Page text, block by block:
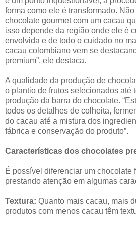
forma como ele é transformado.
chocolate gourmet com um cacau
isso depende da região onde ele é
envolvida e de todo o cuidado no
cacau colombiano vem se
premium”, ele destaca.
A qualidade da produção de
o plantio de frutos selecionados até
produção da barra do chocolate.
todos os detalhes de colheita,
do cacau até a mistura dos
fábrica e conservação do produto”.
Características dos chocolates
É possível diferenciar um chocolate
prestando atenção em algumas
Textura: Quanto mais cacau, mais
produtos com menos cacau têm